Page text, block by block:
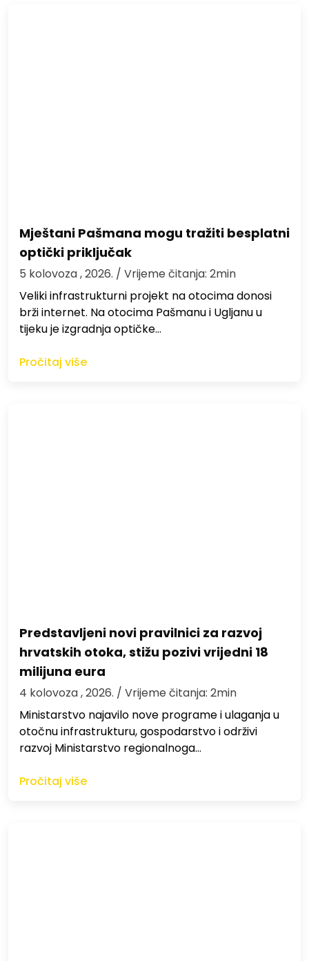
Mještani Pašmana mogu tražiti besplatni
optički priključak
5 kolovoza , 2026. / Vrijeme čitanja: 2min
Veliki infrastrukturni projekt na otocima donosi
brži internet. Na otocima Pašmanu i Ugljanu u
tijeku je izgradnja optičke…
Pročitaj više
Predstavljeni novi pravilnici za razvoj
hrvatskih otoka, stižu pozivi vrijedni 18
milijuna eura
4 kolovoza , 2026. / Vrijeme čitanja: 2min
Ministarstvo najavilo nove programe i ulaganja u
otočnu infrastrukturu, gospodarstvo i održivi
razvoj Ministarstvo regionalnoga…
Pročitaj više